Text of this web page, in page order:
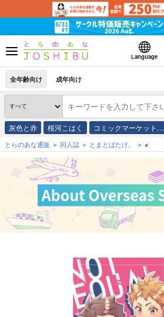
Language
全年齢向け 成年向け
灰色と赤 桜河こはく コミックマーケット…
とらのあな通販 同人誌 とまとばたけ。 ≠